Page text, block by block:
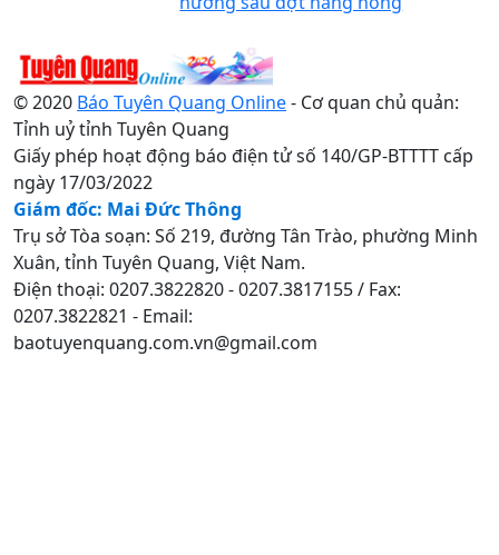
© 2020 Báo Tuyên Quang Online- Cơ quan chủ quản:
Tỉnh uỷ tỉnh Tuyên Quang
Giấy phép hoạt động báo điện tử số 140/GP-BTTTT cấp
ngày 17/03/2022
Giám đốc: Mai Đức Thông
Trụ sở Tòa soạn: Số 219, đường Tân Trào, phường Minh
Xuân, tỉnh Tuyên Quang, Việt Nam.
Điện thoại: 0207.3822820 - 0207.3817155 / Fax:
0207.3822821 - Email:
baotuyenquang.com.vn@gmail.com